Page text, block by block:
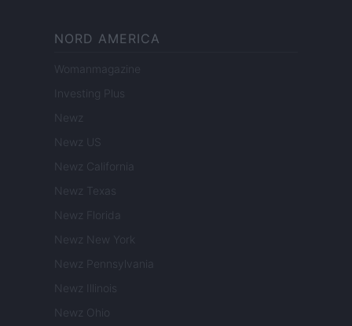
NORD AMERICA
Womanmagazine
Investing Plus
Newz
Newz US
Newz California
Newz Texas
Newz Florida
Newz New York
Newz Pennsylvania
Newz Illinois
Newz Ohio